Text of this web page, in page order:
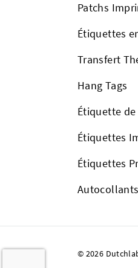
Patchs
Étiquettes
Transfert
Hang Tags
Étiquette de
Étiquettes
Étiquettes
© 2026